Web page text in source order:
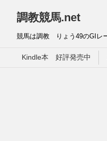
調教競馬.net
競馬は調教 りょう49のGIレ
Kindle本 好評発売中